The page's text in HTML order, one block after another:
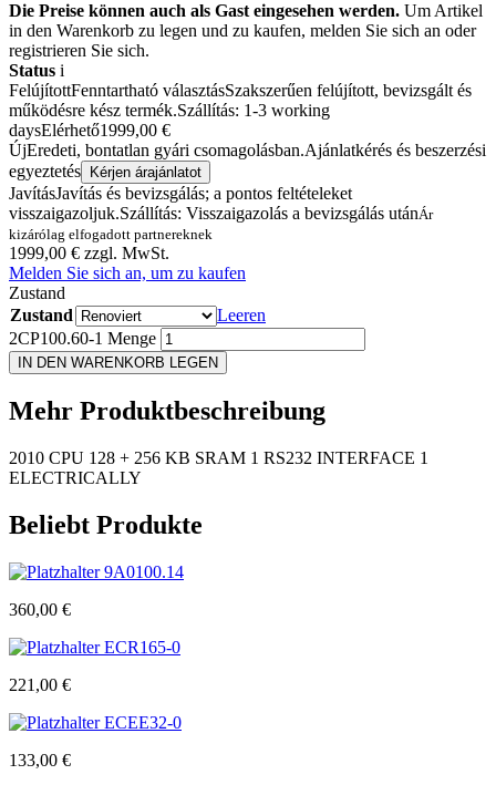
Die Preise können auch als Gast eingesehen werden. Um Artikel
in den Warenkorb zu legen und zu kaufen, melden Sie sich an oder
registrieren Sie sich.
Status i
FelújítottFenntartható választásSzakszerűen felújított, bevizsgált és
működésre kész termék.Szállítás: 1-3 working
daysElérhető1999,00 €
ÚjEredeti, bontatlan gyári csomagolásban.Ajánlatkérés és beszerzési
egyeztetés
Kérjen árajánlatot
JavításJavítás és bevizsgálás; a pontos feltételeket
visszaigazoljuk.Szállítás: Visszaigazolás a bevizsgálás utánÁr
kizárólag elfogadott partnereknek
1999,00 € zzgl. MwSt.
Melden Sie sich an, um zu kaufen
Zustand
Zustand
Leeren
2CP100.60-1 Menge
IN DEN WARENKORB LEGEN
Mehr Produktbeschreibung
2010 CPU 128 + 256 KB SRAM 1 RS232 INTERFACE 1
ELECTRICALLY
Beliebt Produkte
9A0100.14
360,00 €
ECR165-0
221,00 €
ECEE32-0
133,00 €